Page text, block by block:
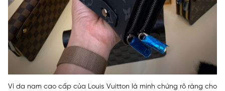
Ví da nam cao cấp của Louis Vuitton là minh chứng rõ ràng cho